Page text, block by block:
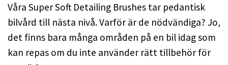
Våra Super Soft Detailing Brushes tar pedantisk
bilvård till nästa nivå. Varför är de nödvändiga? Jo,
det finns bara många områden på en bil idag som
kan repas om du inte använder rätt tillbehör för